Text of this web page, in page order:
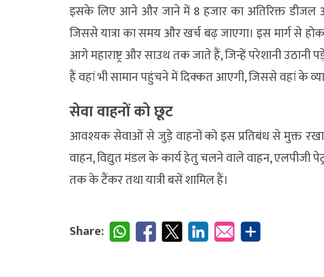
इसके लिए आने और जाने में 8 हजार का अतिरिक्त डीजल
जिससे यात्रा का समय और खर्च बढ़ जाएगा। इस मार्ग से
आगे महाराष्ट्र और साउथ तक जाते हैं, जिन्हें परेशानी
हैं वहां भी सामान पहुंचने में दिक्कत आएगी, जिससे वहां के
सेवा वाहनों को छूट
आवश्यक सेवाओं से जुड़े वाहनों को इस प्रतिबंध से मुक्त रखा
वाहन, विद्युत मंडल के कार्य हेतु चलने वाले वाहन, एलपीजी
तक के टैंकर तथा यात्री बसें शामिल हैं।
Share: